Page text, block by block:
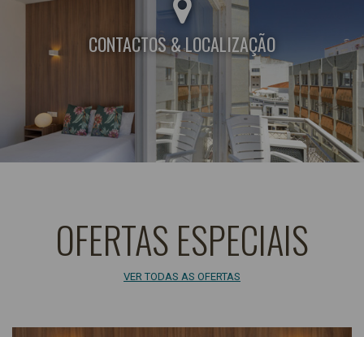
CONTACTOS & LOCALIZAÇÃO
OFERTAS ESPECIAIS
VER TODAS AS OFERTAS